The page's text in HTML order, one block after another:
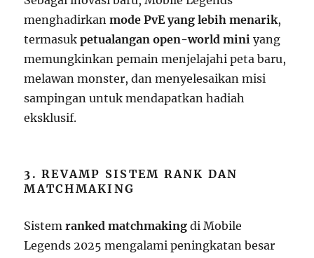
menghadirkanmode PvE yang lebih menarik,
termasukpetualangan open-world mini yang
memungkinkan pemain menjelajahi peta baru,
melawan monster, dan menyelesaikan misi
sampingan untuk mendapatkan hadiah
eksklusif.
3. REVAMP SISTEM RANK DAN
MATCHMAKING
Sistemranked matchmaking di Mobile
Legends 2025 mengalami peningkatan besar